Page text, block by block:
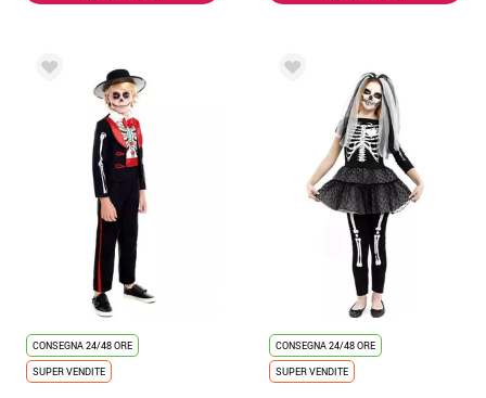
CONSEGNA 24/48 ORE
SUPER VENDITE
CONSEGNA 24/48 ORE
SUPER VENDITE